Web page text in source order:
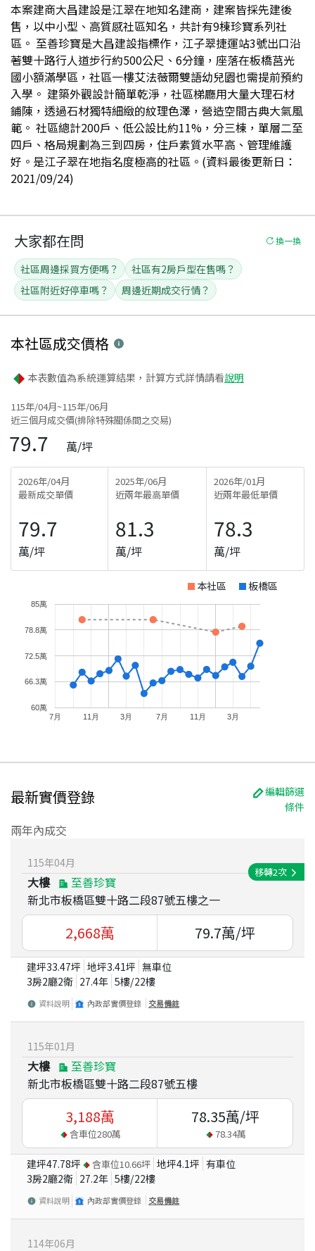
本案建商大昌建設是江翠在地知名建商，建案皆採先建後
售，以中小型、高質感社區知名，共計有9棟珍寶系列社
區。 至善珍寶是大昌建設指標作，江子翠捷運站3號出口沿
著雙十路行人道步行約500公尺、6分鐘，座落在板橋莒光
國小額滿學區，社區一樓艾法薇爾雙語幼兒園也需提前預約
入學。 建築外觀設計簡單乾淨，社區梯廳用大量大理石材
鋪陳，透過石材獨特細緻的紋理色澤，營造空間古典大氣風
範。 社區總計200戶、低公設比約11%，分三棟，單層二至
四戶、格局規劃為三到四房，住戶素質水平高、管理維護
好。是江子翠在地指名度極高的社區。(資料最後更新日：
2021/09/24)
大家都在問 換一換
社區周邊採買方便嗎？
社區有2房戶型在售嗎？
社區附近好停車嗎？
周邊近期成交行情？
本社區成交價格
本表數值為系統運算結果，計算方式詳情請看說明
115年/04月~115年/06月
近三個月成交價(排除特殊關係間之交易)
79.7 萬/坪
2026年/04月
最新成交單價
79.7
萬/坪
2025年/06月
近兩年最高單價
81.3
萬/坪
2026年/01月
近兩年最低單價
78.3
萬/坪
本社區 板橋區
7月 11月 3月 7月 11月 3月
60萬
66.3萬
72.5萬
78.8萬
85萬
最新實價登錄
編輯篩選
條件
兩年內成交
115年04月
大樓
至善珍寶
新北市板橋區雙十路二段87號五樓之一
移轉2次
2,668萬 79.7萬/坪
建坪33.47坪 地坪3.41坪 無車位
3房2廳2衛 27.4年 5樓/22樓
資料說明 內政部實價登錄 交易備註
115年01 月
大樓
至善珍寶
新北市板橋區雙十路二段87號五樓
3,188萬
含車位280萬
78.35萬/坪
78.34萬
建坪47.78坪 含車位10.66坪 地坪4.1坪 有車位
3房2廳2衛 27.2年 5樓/22樓
資料說明 內政部實價登錄 交易備註
114年06月